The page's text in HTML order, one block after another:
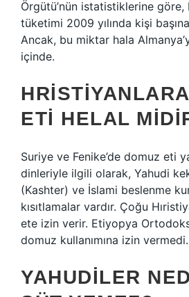
Örgütü’nün istatistiklerine göre,
tüketimi 2009 yılında kişi
Ancak, bu miktar hala
içinde.
ETI HELAL
Suriye ve Fenike’de domuz eti
dinleriyle ilgili olarak, Yahudi
(Kashter) ve İslami beslenme
kısıtlamalar vardır. Çoğu
ete izin verir. Etiyopya
domuz kullanımına izin vermedi.
YAHUDILER